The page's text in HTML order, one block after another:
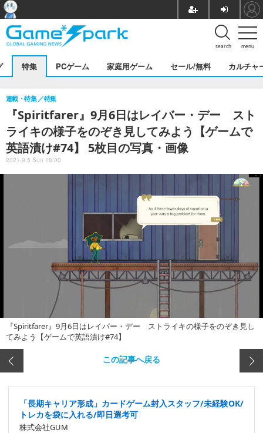
menu
search
特集 PCゲーム 家庭用ゲーム セール/無料 カルチャ
『Spiritfarer』9月6日はレイバー・デー スト
ライキの様子をのぞき見してみよう【ゲームで
英語漬け#74】 5枚目の写真・画像
連載・特集 特集
2021.9.5 Sun 18:00
『Spiritfarer』9月6日はレイバー・デー ストライキの様子をのぞき見し
てみよう【ゲームで英語漬け#74】
この記事へ戻る
「長期キャリア形成」カードゲーム封入スタッフ/未経験OK/
トレカを袋に入れる/即日選考可
株式会社GUM